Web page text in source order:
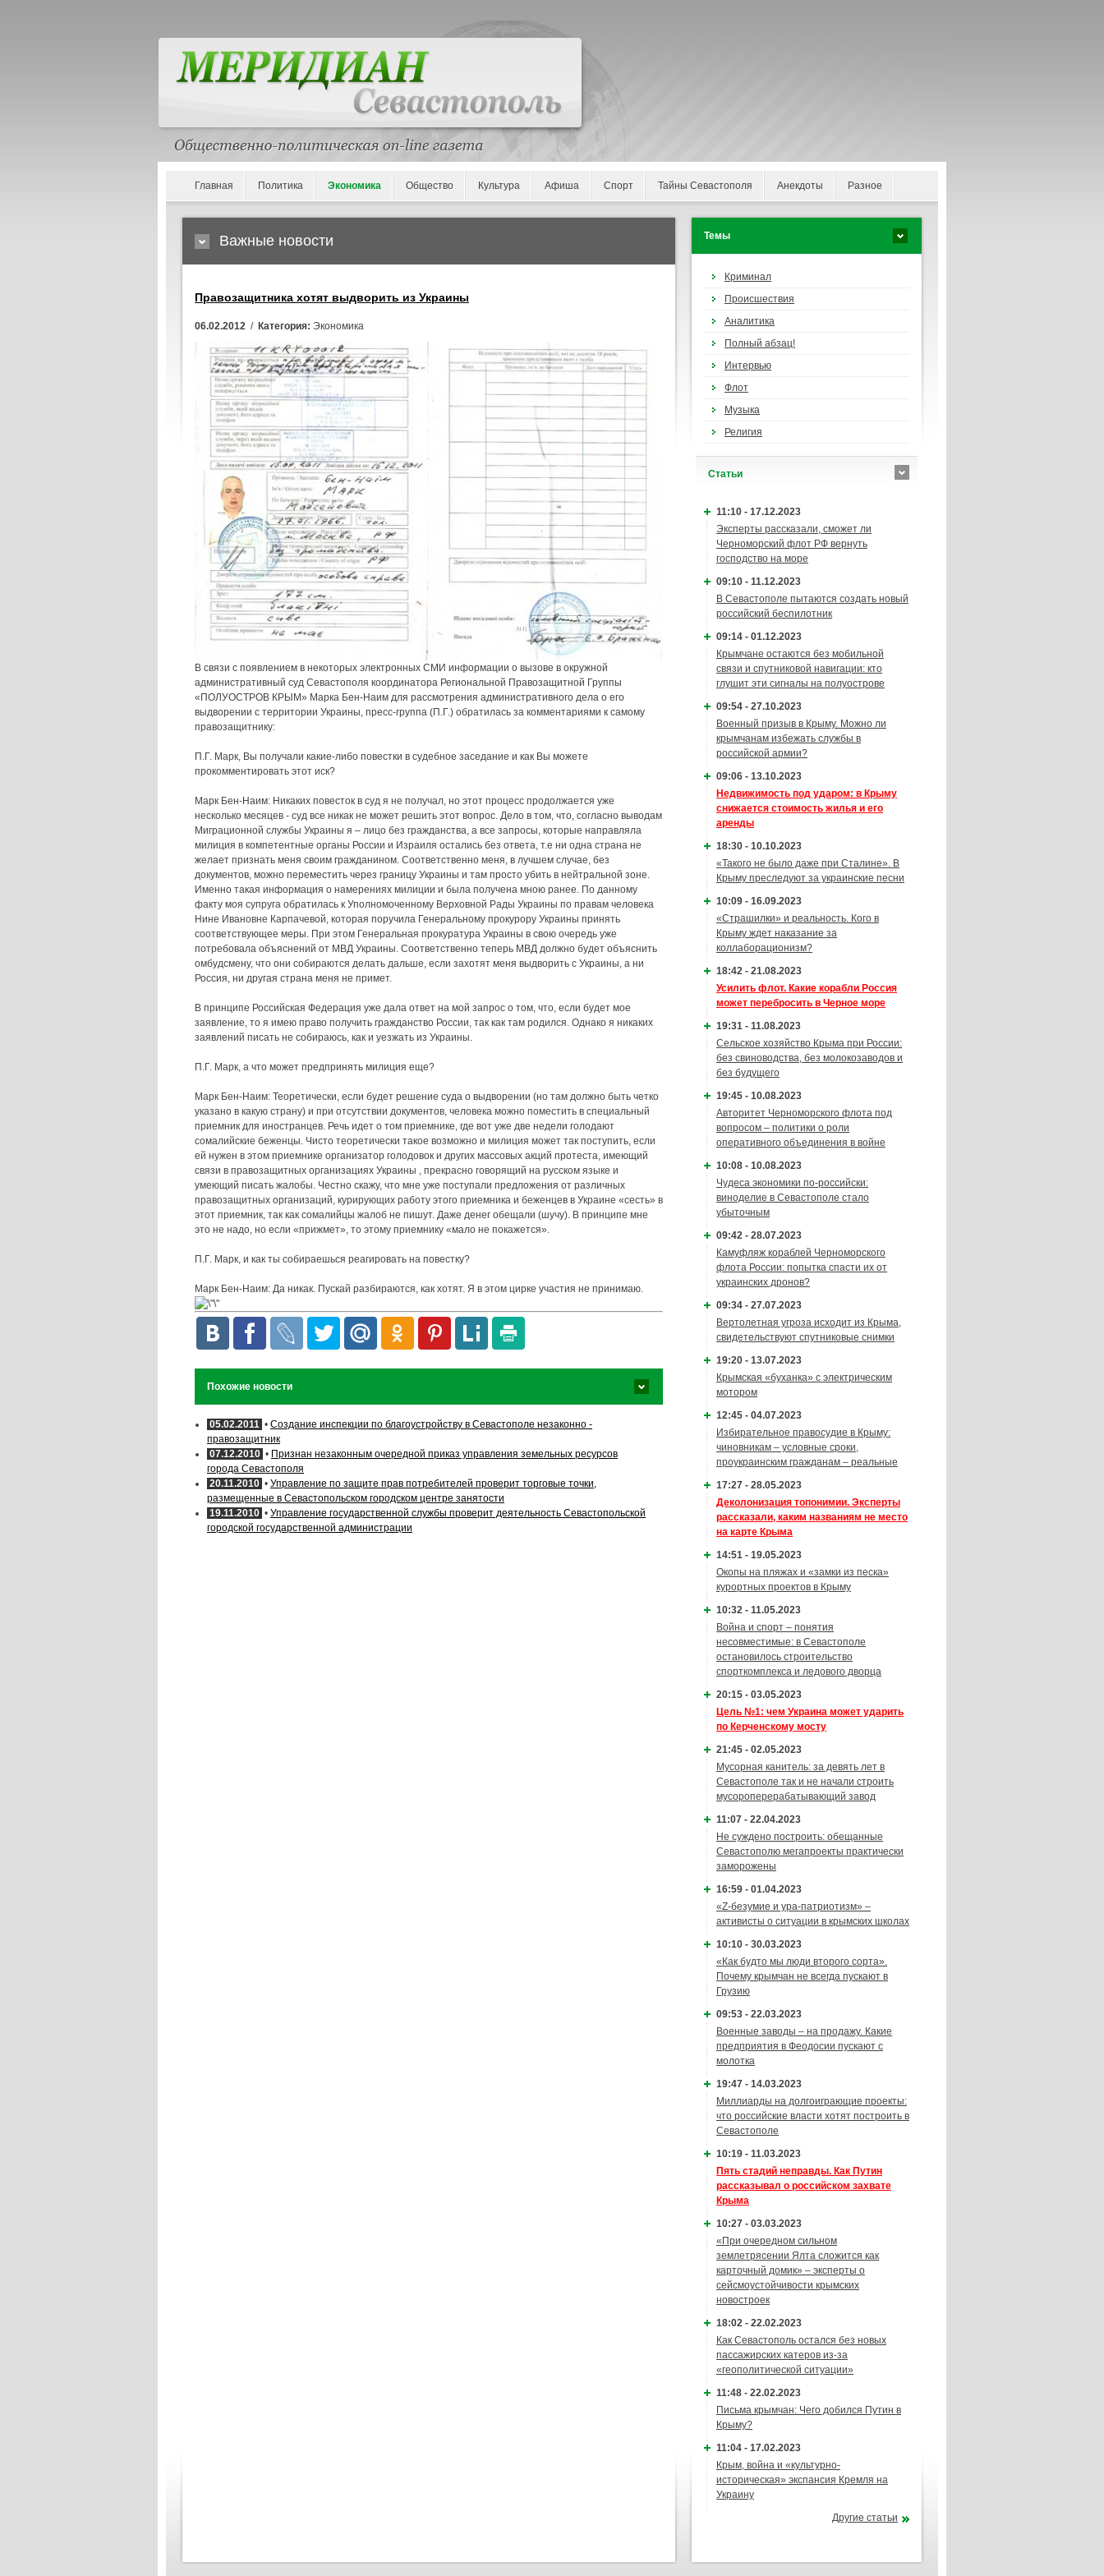
Главная Политика Экономика Общество Культура Афиша Спорт Тайны Севастополя Анекдоты Разное
Важные новости
Правозащитника хотят выдворить из Украины
06.02.2012 / Категория: Экономика
В связи с появлением в некоторых электронных СМИ информации о вызове в окружной
административный суд Севастополя координатора Региональной Правозащитной Группы
«ПОЛУОСТРОВ КРЫМ» Марка Бен-Наим для рассмотрения административного дела о его
выдворении с территории Украины, пресс-группа (П.Г.) обратилась за комментариями к самому
правозащитнику:
П.Г. Марк, Вы получали какие-либо повестки в судебное заседание и как Вы можете
прокомментировать этот иск?
Марк Бен-Наим: Никаких повесток в суд я не получал, но этот процесс продолжается уже
несколько месяцев - суд все никак не может решить этот вопрос. Дело в том, что, согласно выводам
Миграционной службы Украины я – лицо без гражданства, а все запросы, которые направляла
милиция в компетентные органы России и Израиля остались без ответа, т.е ни одна страна не
желает признать меня своим гражданином. Соответственно меня, в лучшем случае, без
документов, можно переместить через границу Украины и там просто убить в нейтральной зоне.
Именно такая информация о намерениях милиции и была получена мною ранее. По данному
факту моя супруга обратилась к Уполномоченному Верховной Рады Украины по правам человека
Нине Ивановне Карпачевой, которая поручила Генеральному прокурору Украины принять
соответствующее меры. При этом Генеральная прокуратура Украины в свою очередь уже
потребовала объяснений от МВД Украины. Соответственно теперь МВД должно будет объяснить
омбудсмену, что они собираются делать дальше, если захотят меня выдворить с Украины, а ни
Россия, ни другая страна меня не примет.
В принципе Российская Федерация уже дала ответ на мой запрос о том, что, если будет мое
заявление, то я имею право получить гражданство России, так как там родился. Однако я никаких
заявлений писать не собираюсь, как и уезжать из Украины.
П.Г. Марк, а что может предпринять милиция еще?
Марк Бен-Наим: Теоретически, если будет решение суда о выдворении (но там должно быть четко
указано в какую страну) и при отсутствии документов, человека можно поместить в специальный
приемник для иностранцев. Речь идет о том приемнике, где вот уже две недели голодают
сомалийские беженцы. Чисто теоретически такое возможно и милиция может так поступить, если
ей нужен в этом приемнике организатор голодовок и других массовых акций протеста, имеющий
связи в правозащитных организациях Украины , прекрасно говорящий на русском языке и
умеющий писать жалобы. Честно скажу, что мне уже поступали предложения от различных
правозащитных организаций, курирующих работу этого приемника и беженцев в Украине «сесть» в
этот приемник, так как сомалийцы жалоб не пишут. Даже денег обещали (шучу). В принципе мне
это не надо, но если «прижмет», то этому приемнику «мало не покажется».
П.Г. Марк, и как ты собираешься реагировать на повестку?
Марк Бен-Наим: Да никак. Пускай разбираются, как хотят. Я в этом цирке участия не принимаю.
Похожие новости
05.02.2011 • Создание инспекции по благоустройству в Севастополе незаконно -
правозащитник
07.12.2010 • Признан незаконным очередной приказ управления земельных ресурсов
города Севастополя
20.11.2010 • Управление по защите прав потребителей проверит торговые точки,
размещенные в Севастопольском городском центре занятости
19.11.2010 • Управление государственной службы проверит деятельность Севастопольской
городской государственной администрации
Темы
Криминал
Происшествия
Аналитика
Полный абзац!
Интервью
Флот
Музыка
Религия
Cтатьи
11:10 - 17.12.2023
Эксперты рассказали, сможет ли
Черноморский флот РФ вернуть
господство на море
09:10 - 11.12.2023
В Севастополе пытаются создать новый
российский беспилотник
09:14 - 01.12.2023
Крымчане остаются без мобильной
связи и спутниковой навигации: кто
глушит эти сигналы на полуострове
09:54 - 27.10.2023
Военный призыв в Крыму. Можно ли
крымчанам избежать службы в
российской армии?
09:06 - 13.10.2023
Недвижимость под ударом: в Крыму
снижается стоимость жилья и его
аренды
18:30 - 10.10.2023
«Такого не было даже при Сталине». В
Крыму преследуют за украинские песни
10:09 - 16.09.2023
«Страшилки» и реальность. Кого в
Крыму ждет наказание за
коллаборационизм?
18:42 - 21.08.2023
Усилить флот. Какие корабли Россия
может перебросить в Черное море
19:31 - 11.08.2023
Сельское хозяйство Крыма при России:
без свиноводства, без молокозаводов и
без будущего
19:45 - 10.08.2023
Авторитет Черноморского флота под
вопросом – политики о роли
оперативного объединения в войне
10:08 - 10.08.2023
Чудеса экономики по-российски:
виноделие в Севастополе стало
убыточным
09:42 - 28.07.2023
Камуфляж кораблей Черноморского
флота России: попытка спасти их от
украинских дронов?
09:34 - 27.07.2023
Вертолетная угроза исходит из Крыма,
свидетельствуют спутниковые снимки
19:20 - 13.07.2023
Крымская «буханка» с электрическим
мотором
12:45 - 04.07.2023
Избирательное правосудие в Крыму:
чиновникам – условные сроки,
проукраинским гражданам – реальные
17:27 - 28.05.2023
Деколонизация топонимии. Эксперты
рассказали, каким названиям не место
на карте Крыма
14:51 - 19.05.2023
Окопы на пляжах и «замки из песка»
курортных проектов в Крыму
10:32 - 11.05.2023
Война и спорт – понятия
несовместимые: в Севастополе
остановилось строительство
спорткомплекса и ледового дворца
20:15 - 03.05.2023
Цель №1: чем Украина может ударить
по Керченскому мосту
21:45 - 02.05.2023
Мусорная канитель: за девять лет в
Севастополе так и не начали строить
мусороперерабатывающий завод
11:07 - 22.04.2023
Не суждено построить: обещанные
Севастополю мегапроекты практически
заморожены
16:59 - 01.04.2023
«Z-безумие и ура-патриотизм» –
активисты о ситуации в крымских школах
10:10 - 30.03.2023
«Как будто мы люди второго сорта».
Почему крымчан не всегда пускают в
Грузию
09:53 - 22.03.2023
Военные заводы – на продажу. Какие
предприятия в Феодосии пускают с
молотка
19:47 - 14.03.2023
Миллиарды на долгоиграющие проекты:
что российские власти хотят построить в
Севастополе
10:19 - 11.03.2023
Пять стадий неправды. Как Путин
рассказывал о российском захвате
Крыма
10:27 - 03.03.2023
«При очередном сильном
землетрясении Ялта сложится как
карточный домик» – эксперты о
сейсмоустойчивости крымских
новостроек
18:02 - 22.02.2023
Как Севастополь остался без новых
пассажирских катеров из-за
«геополитической ситуации»
11:48 - 22.02.2023
Письма крымчан: Чего добился Путин в
Крыму?
11:04 - 17.02.2023
Крым, война и «культурно-
историческая» экспансия Кремля на
Украину
Другие статьи